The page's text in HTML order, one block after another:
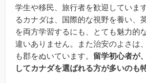
学生や移民、旅行者を歓迎していま
るカナダは、国際的な視野を養い、
を両方学習するにも、とても魅力的
違いありません。また治安のよさは
も郡をぬいています。 留学初心者が
してカナダを選ばれる方が多いのも